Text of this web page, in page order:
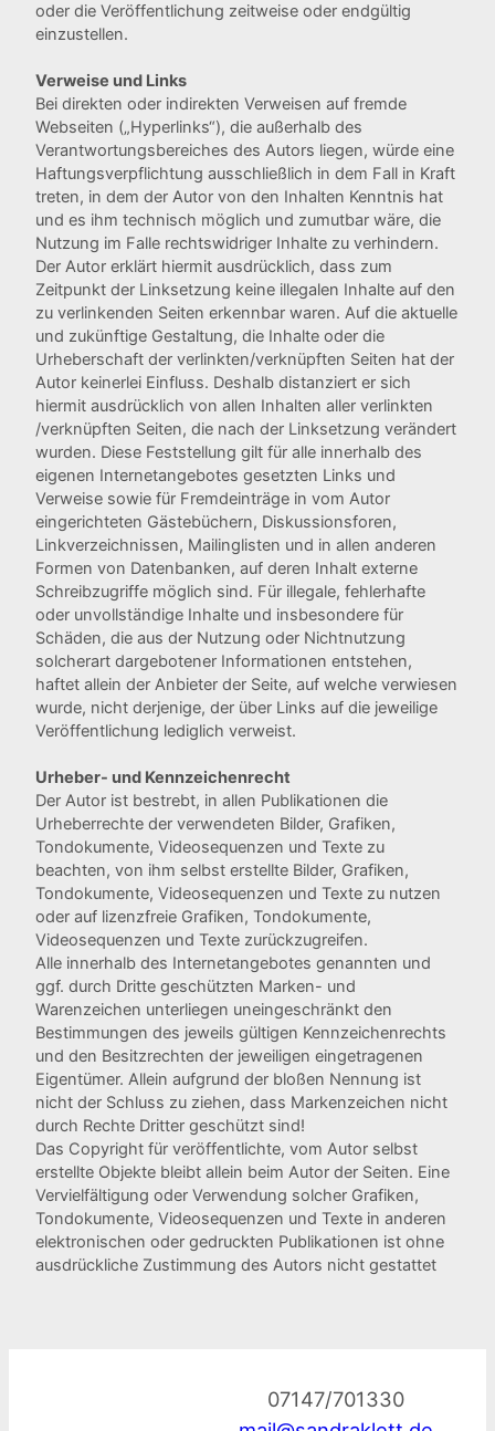
oder die Veröffentlichung zeitweise oder endgültig
einzustellen.
Verweise und Links
Bei direkten oder indirekten Verweisen auf fremde
Webseiten („Hyperlinks“), die außerhalb des
Verantwortungsbereiches des Autors liegen, würde eine
Haftungsverpflichtung ausschließlich in dem Fall in Kraft
treten, in dem der Autor von den Inhalten Kenntnis hat
und es ihm technisch möglich und zumutbar wäre, die
Nutzung im Falle rechtswidriger Inhalte zu verhindern.
Der Autor erklärt hiermit ausdrücklich, dass zum
Zeitpunkt der Linksetzung keine illegalen Inhalte auf den
zu verlinkenden Seiten erkennbar waren. Auf die aktuelle
und zukünftige Gestaltung, die Inhalte oder die
Urheberschaft der verlinkten/verknüpften Seiten hat der
Autor keinerlei Einfluss. Deshalb distanziert er sich
hiermit ausdrücklich von allen Inhalten aller verlinkten
/verknüpften Seiten, die nach der Linksetzung verändert
wurden. Diese Feststellung gilt für alle innerhalb des
eigenen Internetangebotes gesetzten Links und
Verweise sowie für Fremdeinträge in vom Autor
eingerichteten Gästebüchern, Diskussionsforen,
Linkverzeichnissen, Mailinglisten und in allen anderen
Formen von Datenbanken, auf deren Inhalt externe
Schreibzugriffe möglich sind. Für illegale, fehlerhafte
oder unvollständige Inhalte und insbesondere für
Schäden, die aus der Nutzung oder Nichtnutzung
solcherart dargebotener Informationen entstehen,
haftet allein der Anbieter der Seite, auf welche verwiesen
wurde, nicht derjenige, der über Links auf die jeweilige
Veröffentlichung lediglich verweist.
Urheber- und Kennzeichenrecht
Der Autor ist bestrebt, in allen Publikationen die
Urheberrechte der verwendeten Bilder, Grafiken,
Tondokumente, Videosequenzen und Texte zu
beachten, von ihm selbst erstellte Bilder, Grafiken,
Tondokumente, Videosequenzen und Texte zu nutzen
oder auf lizenzfreie Grafiken, Tondokumente,
Videosequenzen und Texte zurückzugreifen.
Alle innerhalb des Internetangebotes genannten und
ggf. durch Dritte geschützten Marken- und
Warenzeichen unterliegen uneingeschränkt den
Bestimmungen des jeweils gültigen Kennzeichenrechts
und den Besitzrechten der jeweiligen eingetragenen
Eigentümer. Allein aufgrund der bloßen Nennung ist
nicht der Schluss zu ziehen, dass Markenzeichen nicht
durch Rechte Dritter geschützt sind!
Das Copyright für veröffentlichte, vom Autor selbst
erstellte Objekte bleibt allein beim Autor der Seiten. Eine
Vervielfältigung oder Verwendung solcher Grafiken,
Tondokumente, Videosequenzen und Texte in anderen
elektronischen oder gedruckten Publikationen ist ohne
ausdrückliche Zustimmung des Autors nicht gestattet
07147/701330